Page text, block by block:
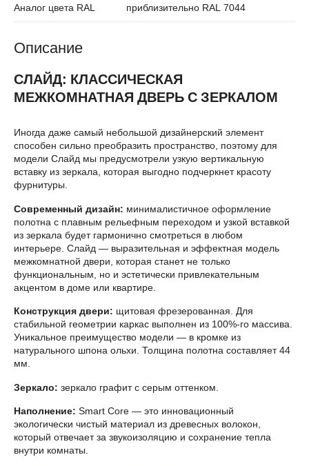
Аналог цвета RAL приблизительно RAL 7044
Описание
СЛАЙД: КЛАССИЧЕСКАЯ
МЕЖКОМНАТНАЯ ДВЕРЬ С ЗЕРКАЛОМ
Иногда даже самый небольшой дизайнерский элемент
способен сильно преобразить пространство, поэтому для
модели Слайд мы предусмотрели узкую вертикальную
вставку из зеркала, которая выгодно подчеркнет красоту
фурнитуры.
Современный дизайн: минималистичное оформление
полотна с плавным рельефным переходом и узкой вставкой
из зеркала будет гармонично смотреться в любом
интерьере. Слайд — выразительная и эффектная модель
межкомнатной двери, которая станет не только
функциональным, но и эстетически привлекательным
акцентом в доме или квартире.
Конструкция двери: щитовая фрезерованная. Для
стабильной геометрии каркас выполнен из 100%-го массива.
Уникальное преимущество модели — в кромке из
натурального шпона ольхи. Толщина полотна составляет 44
мм.
Зеркало: зеркало графит с серым оттенком.
Наполнение: Smart Core — это инновационный
экологически чистый материал из древесных волокон,
который отвечает за звукоизоляцию и сохранение тепла
внутри комнаты.